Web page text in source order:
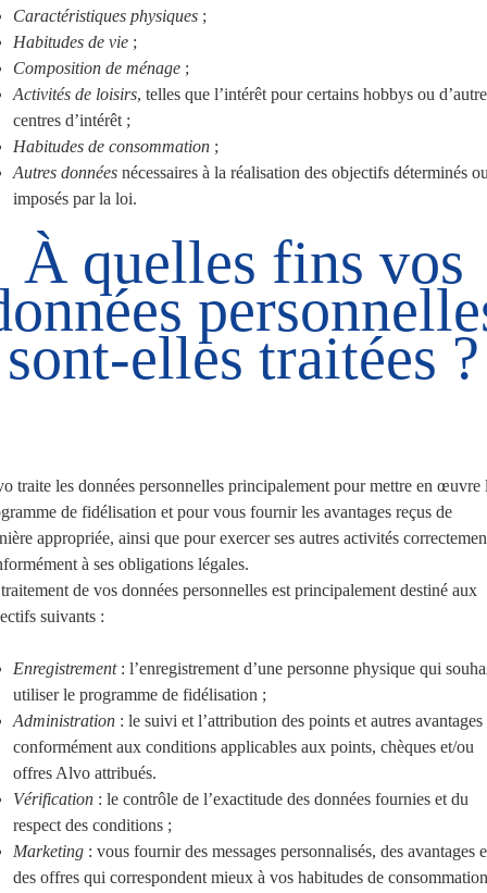
Caractéristiques physiques ;
Habitudes de vie ;
Composition de ménage ;
Activités de loisirs, telles que l’intérêt pour certains hobbys ou
centres d’intérêt ;
Habitudes de consommation ;
Autres données nécessaires à la réalisation des objectifs déterminés
imposés par la loi.
À quelles fins vos
sont-elles traitées ?
traite les données personnelles principalement pour mettre en œuvre
de fidélisation et pour vous fournir les avantages reçus de
appropriée, ainsi que pour exercer ses autres activités
à ses obligations légales.
de vos données personnelles est principalement destiné aux
suivants :
Enregistrement: l’enregistrement d’une personne physique qui
utiliser le programme de fidélisation ;
Administration : le suivi et l’attribution des points et autres avantages
conformément aux conditions applicables aux points, chèques et/ou
offres Alvo attribués.
Vérification : le contrôle de l’exactitude des données fournies et du
respect des conditions ;
Marketing : vous fournir des messages personnalisés, des avantages
des offres qui correspondent mieux à vos habitudes de